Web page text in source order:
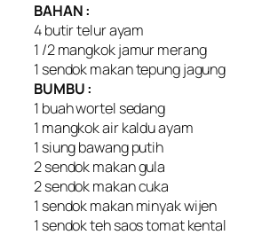
BAHAN :
4 butir telur ayam
1 /2 mangkok jamur merang
1 sendok makan tepung jagung
BUMBU :
1 buah wortel sedang
1 mangkok air kaldu ayam
1 siung bawang putih
2 sendok makan gula
2 sendok makan cuka
1 sendok makan minyak wijen
1 sendok teh saos tomat kental